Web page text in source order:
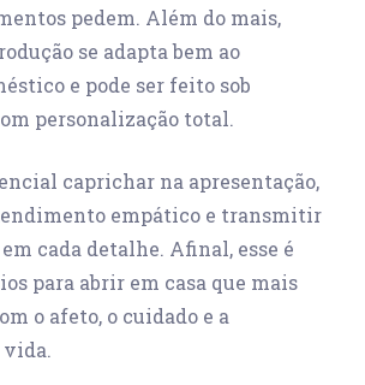
pedem. Além do mais,
se adapta bem ao
e pode ser feito sob
personalização total.
caprichar na apresentação,
empático e transmitir
cada detalhe. Afinal, esse é
para abrir em casa que mais
o afeto, o cuidado e a
vida.